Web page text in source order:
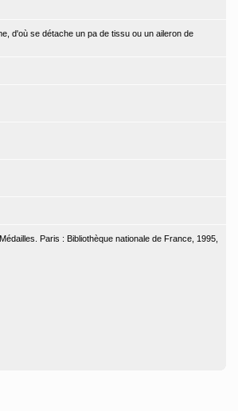
d'où se détache un pa de tissu ou un aileron de
Paris : Bibliothèque nationale de France, 1995,